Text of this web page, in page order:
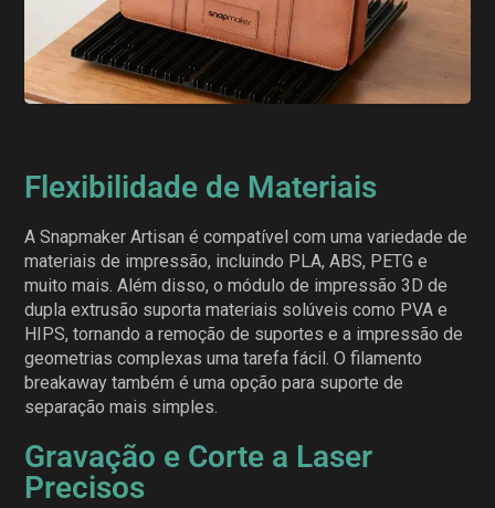
Flexibilidade de Materiais
A Snapmaker Artisan é compatível com uma variedade de
materiais de impressão, incluindo PLA, ABS, PETG e
muito mais. Além disso, o módulo de impressão 3D de
dupla extrusão suporta materiais solúveis como PVA e
HIPS, tornando a remoção de suportes e a impressão de
geometrias complexas uma tarefa fácil. O filamento
breakaway também é uma opção para suporte de
separação mais simples.
Gravação e Corte a Laser
Precisos